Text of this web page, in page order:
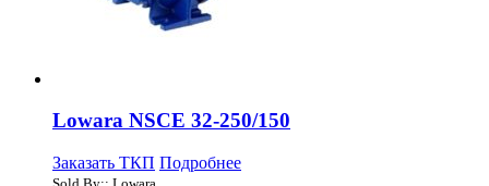
Lowara NSCE 32-250/150
Заказать ТКП Подробнее